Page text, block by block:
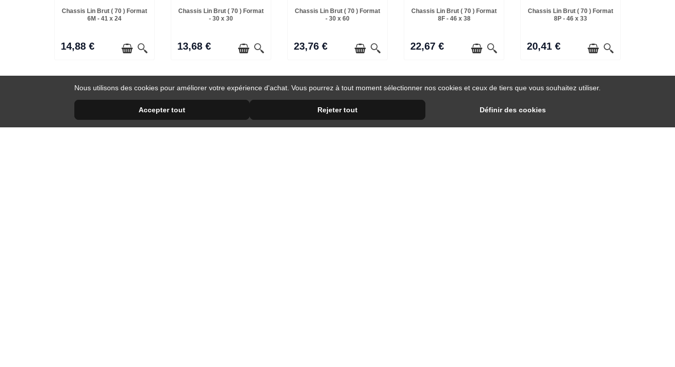
Chassis Lin Brut ( 70 ) Format
6M - 41 x 24
14,88 €
Chassis Lin Brut ( 70 ) Format
- 30 x 30
13,68 €
Chassis Lin Brut ( 70 ) Format
- 30 x 60
23,76 €
Chassis Lin Brut ( 70 ) Format
8F - 46 x 38
22,67 €
Chassis Lin Brut ( 70 ) Format
8P - 46 x 33
20,41 €
favorite_border favorite_border
Nous utilisons des cookies pour améliorer votre expérience d'achat. Vous pourrez à tout moment sélectionner nos cookies et ceux de tiers que vous souhaitez utiliser.
Accepter tout Rejeter tout Définir des cookies